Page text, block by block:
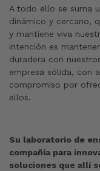
A todo ello se suma
dinámico y cercano,
y mantiene viva
intención es
duradera con
empresa sólida, con
compromiso por
ellos.
Su laboratorio de
compañía para
soluciones que allí